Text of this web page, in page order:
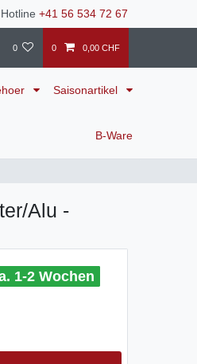
+41 56 534 72 67
0 0 0,00 CHF
Saisonartikel
B-Ware
Alu -
1-2 Wochen